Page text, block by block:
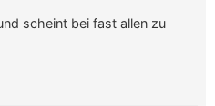
scheint bei fast allen zu